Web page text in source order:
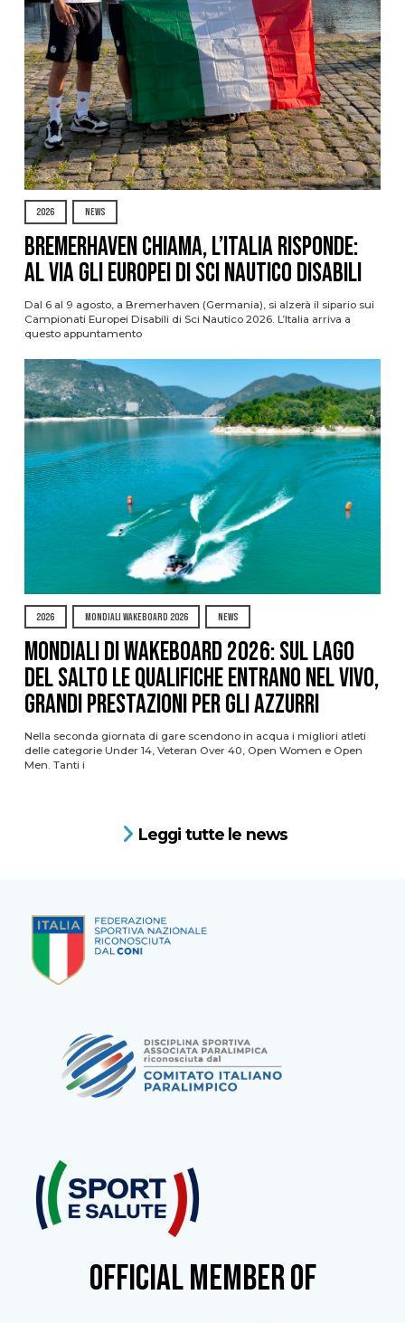
2026 NEWS
Bremerhaven chiama, l’Italia risponde:
al via gli Europei di Sci Nautico Disabili
Dal 6 al 9 agosto, a Bremerhaven (Germania), si alzerà il sipario sui
Campionati Europei Disabili di Sci Nautico 2026. L’Italia arriva a
questo appuntamento
2026 MONDIALI WAKEBOARD 2026 NEWS
Mondiali di Wakeboard 2026: sul Lago
del Salto le qualifiche entrano nel vivo,
grandi prestazioni per gli azzurri
Nella seconda giornata di gare scendono in acqua i migliori atleti
delle categorie Under 14, Veteran Over 40, Open Women e Open
Men. Tanti i
Leggi tutte le news
OFFICIAL MEMBER OF